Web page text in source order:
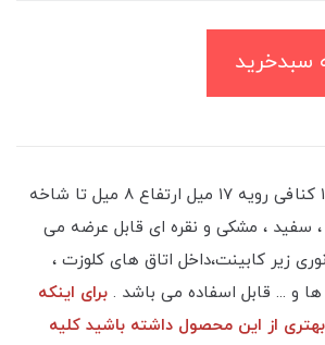
قاب چراغ لاینی کد ۱۵ کنافی رویه ۱7 میل ارتفاع ۸ میل تا شاخه
، سفید ، مشکی و نقره ای قابل عرضه می
زیر کابینت،داخل اتاق های کلوزت ،
و ... قابل اسفاده می باشد . برای اینکه
از این محصول داشته باشید کلیه